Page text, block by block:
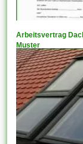
Arbeitsvertrag
Muster